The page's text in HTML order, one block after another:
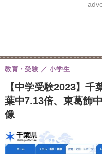
8月開催
【中学受験2023】
葉中7.13倍、東葛飾
像
教育・受験 小学生